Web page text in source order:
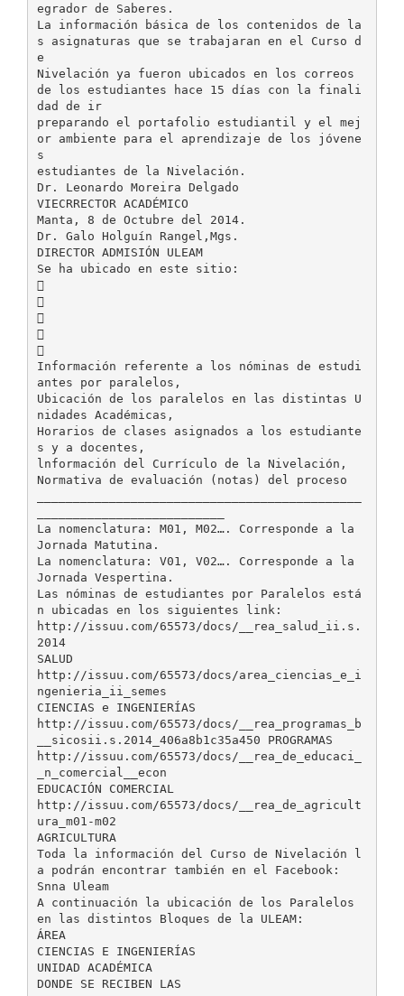
egrador de Saberes.
La información básica de los contenidos de la
s asignaturas que se trabajaran en el Curso d
e
Nivelación ya fueron ubicados en los correos
de los estudiantes hace 15 días con la finali
dad de ir
preparando el portafolio estudiantil y el mej
or ambiente para el aprendizaje de los jóvene
s
estudiantes de la Nivelación.
Dr. Leonardo Moreira Delgado
VIECRRECTOR ACADÉMICO
Manta, 8 de Octubre del 2014.
Dr. Galo Holguín Rangel,Mgs.
DIRECTOR ADMISIÓN ULEAM
Se ha ubicado en este sitio:





Información referente a los nóminas de estudi
antes por paralelos,
Ubicación de los paralelos en las distintas U
nidades Académicas,
Horarios de clases asignados a los estudiante
s y a docentes,
lnformación del Currículo de la Nivelación,
Normativa de evaluación (notas) del proceso
La nomenclatura: M01, M02…. Corresponde a la
Jornada Matutina.
La nomenclatura: V01, V02…. Corresponde a la
Jornada Vespertina.
Las nóminas de estudiantes por Paralelos está
n ubicadas en los siguientes link:
http://issuu.com/65573/docs/__rea_salud_ii.s.
2014
SALUD
http://issuu.com/65573/docs/area_ciencias_e_i
ngenieria_ii_semes
CIENCIAS e INGENIERÍAS
http://issuu.com/65573/docs/__rea_programas_b
__sicosii.s.2014_406a8b1c35a450 PROGRAMAS
http://issuu.com/65573/docs/__rea_de_educaci_
_n_comercial__econ
EDUCACIÓN COMERCIAL
http://issuu.com/65573/docs/__rea_de_agricult
ura_m01-m02
AGRICULTURA
Toda la información del Curso de Nivelación l
a podrán encontrar también en el Facebook:
Snna Uleam
A continuación la ubicación de los Paralelos
en las distintos Bloques de la ULEAM:
ÁREA
CIENCIAS E INGENIERÍAS
UNIDAD ACADÉMICA
DONDE SE RECIBEN LAS